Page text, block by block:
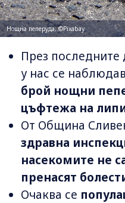
Нощна пеперуда; ©Pixabay
През
у нас се
брой нощни
цъфтежа на
От Община
здравна
насекомите не
пренасят
Очаква се